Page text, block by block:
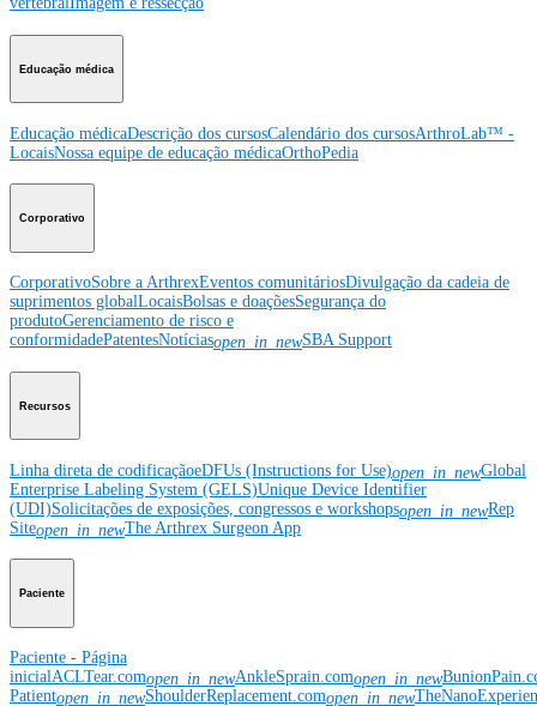
Educação médica
Educação médicaDescrição dos cursosCalendário dos cursosArthroLab™ -
LocaisNossa equipe de educação médicaOrthoPedia
Corporativo
CorporativoSobre a ArthrexEventos comunitáriosDivulgação da cadeia de
suprimentos globalLocaisBolsas e doaçõesSegurança do
produtoGerenciamento de risco e
conformidadePatentesNotíciasopen_in_newSBA Support
Recursos
Linha direta de codificaçãoeDFUs (Instructions for Use)open_in_newGlobal
Enterprise Labeling System (GELS)Unique Device Identifier
(UDI)Solicitações de exposições, congressos e workshopsopen_in_newRep
Siteopen_in_newThe Arthrex Surgeon App
Paciente
Paciente - Página
inicialACLTear.comopen_in_newAnkleSprain.comopen_in_new
Patientopen_in_newShoulderReplacement.comopen_in_new